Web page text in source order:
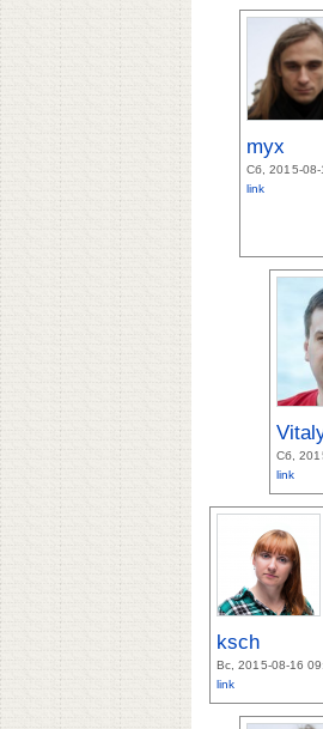
myx
Сб, 2015-08-
link
Сб,
link
ksch
Вс, 2015-08-16
link